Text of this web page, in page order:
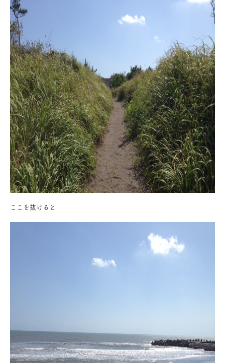
会員登録
資料請求
オンライン無料相談
お電話
営業時間: AM9:30-PM8:00
定休: 水曜・第一火曜
船橋スタジオ 0120-787-221
さいたまスタジオ 0120-757-221
公式アカウント
ここを抜けると